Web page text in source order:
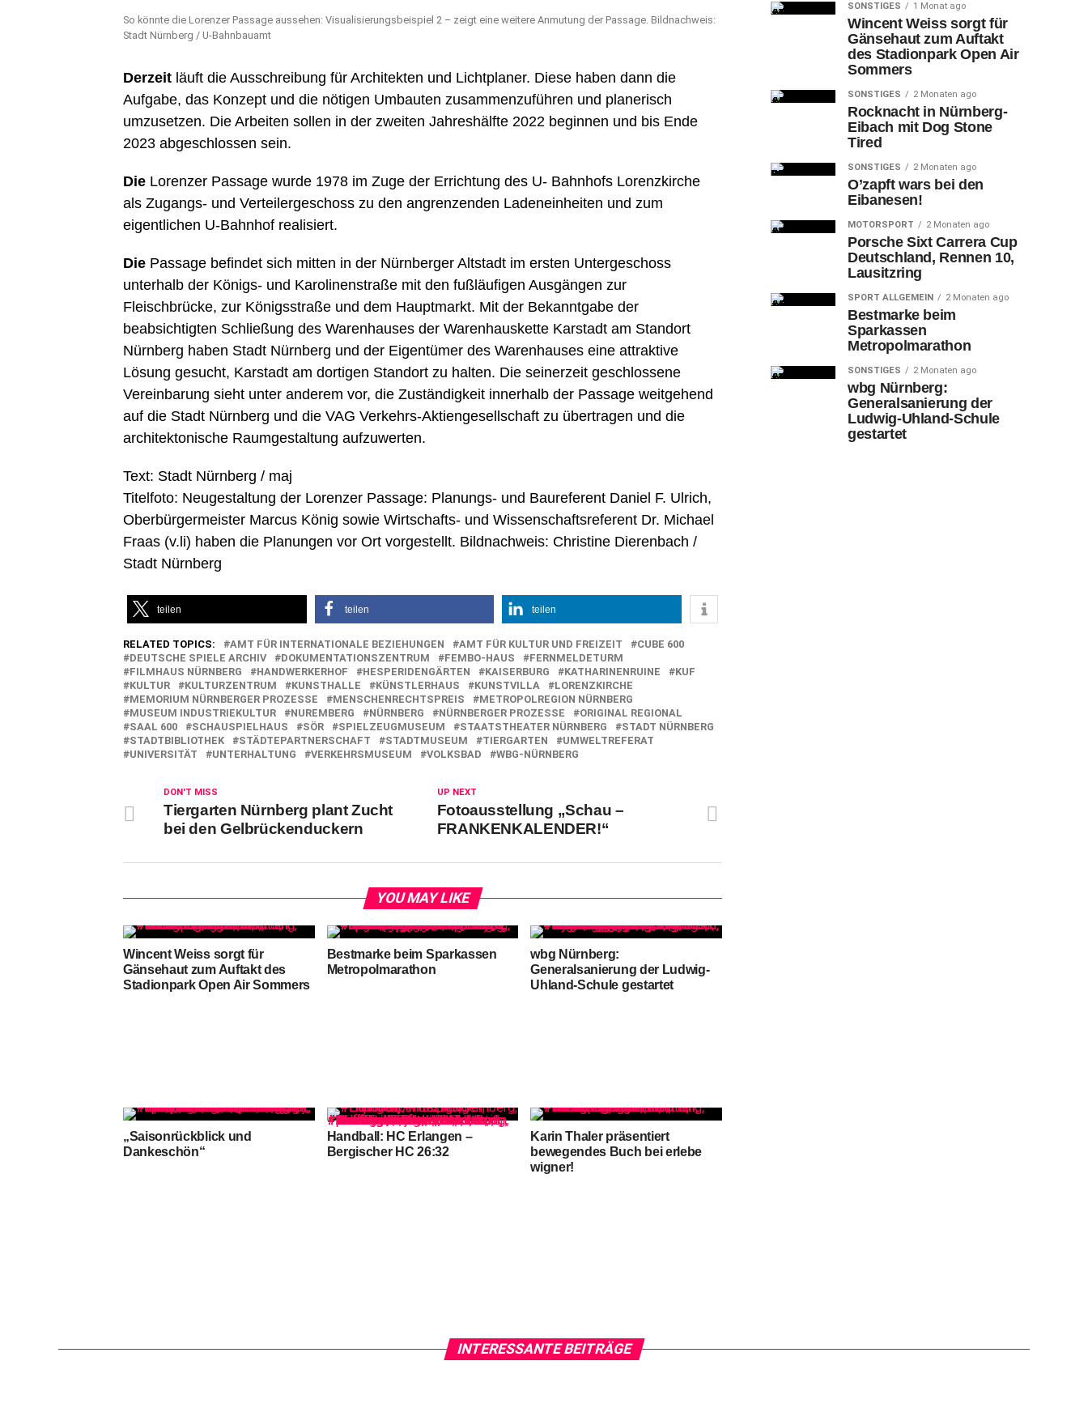
So könnte die Lorenzer Passage aussehen: Visualisierungsbeispiel 2 – zeigt eine weitere Anmutung der Passage. Bildnachweis:
Stadt Nürnberg / U-Bahnbauamt
Derzeit läuft die Ausschreibung für Architekten und Lichtplaner. Diese haben dann die
Aufgabe, das Konzept und die nötigen Umbauten zusammenzuführen und planerisch
umzusetzen. Die Arbeiten sollen in der zweiten Jahreshälfte 2022 beginnen und bis Ende
2023 abgeschlossen sein.
Die Lorenzer Passage wurde 1978 im Zuge der Errichtung des U- Bahnhofs Lorenzkirche
als Zugangs- und Verteilergeschoss zu den angrenzenden Ladeneinheiten und zum
eigentlichen U-Bahnhof realisiert.
Die Passage befindet sich mitten in der Nürnberger Altstadt im ersten Untergeschoss
unterhalb der Königs- und Karolinenstraße mit den fußläufigen Ausgängen zur
Fleischbrücke, zur Königsstraße und dem Hauptmarkt. Mit der Bekanntgabe der
beabsichtigten Schließung des Warenhauses der Warenhauskette Karstadt am Standort
Nürnberg haben Stadt Nürnberg und der Eigentümer des Warenhauses eine attraktive
Lösung gesucht, Karstadt am dortigen Standort zu halten. Die seinerzeit geschlossene
Vereinbarung sieht unter anderem vor, die Zuständigkeit innerhalb der Passage weitgehend
auf die Stadt Nürnberg und die VAG Verkehrs-Aktiengesellschaft zu übertragen und die
architektonische Raumgestaltung aufzuwerten.
Text: Stadt Nürnberg / maj
Titelfoto: Neugestaltung der Lorenzer Passage: Planungs- und Baureferent Daniel F. Ulrich,
Oberbürgermeister Marcus König sowie Wirtschafts- und Wissenschaftsreferent Dr. Michael
Fraas (v.li) haben die Planungen vor Ort vorgestellt. Bildnachweis: Christine Dierenbach /
Stadt Nürnberg
teilen teilen teilen
RELATED TOPICS: AMT FÜR INTERNATIONALE BEZIEHUNGEN AMT FÜR KULTUR UND FREIZEIT
CUBE 600
DEUTSCHE SPIELE ARCHIV
DOKUMENTATIONSZENTRUM FEMBO-HAUS
FERNMELDETURM
FILMHAUS NÜRNBERG
HANDWERKERHOF HESPERIDENGÄRTEN KAISERBURG KATHARINENRUINE
KUF
KULTUR
KULTURZENTRUM KUNSTHALLE KÜNSTLERHAUS KUNSTVILLA
LORENZKIRCHE
MEMORIUM NÜRNBERGER PROZESSE
MENSCHENRECHTSPREIS
METROPOLREGION NÜRNBERG
MUSEUM INDUSTRIEKULTUR
NUREMBERG NÜRNBERG NÜRNBERGER PROZESSE
ORIGINAL REGIONAL
SAAL 600
SCHAUSPIELHAUS SÖR SPIELZEUGMUSEUM STAATSTHEATER NÜRNBERG
STADT NÜRNBERG
STADTBIBLIOTHEK
STÄDTEPARTNERSCHAFT STADTMUSEUM TIERGARTEN
UMWELTREFERAT
UNIVERSITÄT
UNTERHALTUNG VERKEHRSMUSEUM VOLKSBAD WBG-NÜRNBERG
UP NEXT
Fotoausstellung „Schau –
FRANKENKALENDER!“
DON'T MISS
Tiergarten Nürnberg plant Zucht
bei den Gelbrückenduckern
YOU MAY LIKE
Wincent Weiss sorgt für
Gänsehaut zum Auftakt des
Stadionpark Open Air Sommers
Bestmarke beim Sparkassen
Metropolmarathon
wbg Nürnberg:
Generalsanierung der Ludwig-
Uhland-Schule gestartet
„Saisonrückblick und
Dankeschön“
Handball: HC Erlangen –
Bergischer HC 26:32
Karin Thaler präsentiert
bewegendes Buch bei erlebe
wigner!
SONSTIGES 1 Monat ago
Wincent Weiss sorgt für
Gänsehaut zum Auftakt
des Stadionpark Open Air
Sommers
SONSTIGES 2 Monaten ago
Rocknacht in Nürnberg-
Eibach mit Dog Stone
Tired
SONSTIGES 2 Monaten ago
O’zapft wars bei den
Eibanesen!
MOTORSPORT 2 Monaten ago
Porsche Sixt Carrera Cup
Deutschland, Rennen 10,
Lausitzring
SPORT ALLGEMEIN 2 Monaten ago
Bestmarke beim
Sparkassen
Metropolmarathon
SONSTIGES 2 Monaten ago
wbg Nürnberg:
Generalsanierung der
Ludwig-Uhland-Schule
gestartet
INTERESSANTE BEITRÄGE